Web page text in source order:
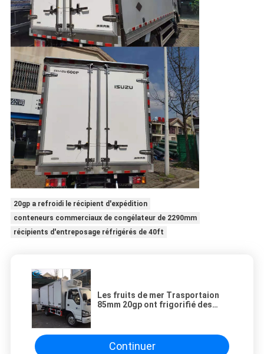
20gp a refroidi le récipient d'expédition
conteneurs commerciaux de congélateur de 2290mm
récipients d'entreposage réfrigérés de 40ft
Les fruits de mer Trasportaion
85mm 20gp ont frigorifié des
Continuer